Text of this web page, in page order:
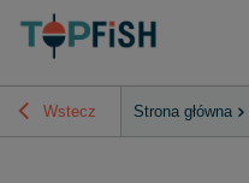
Wstecz Strona główna